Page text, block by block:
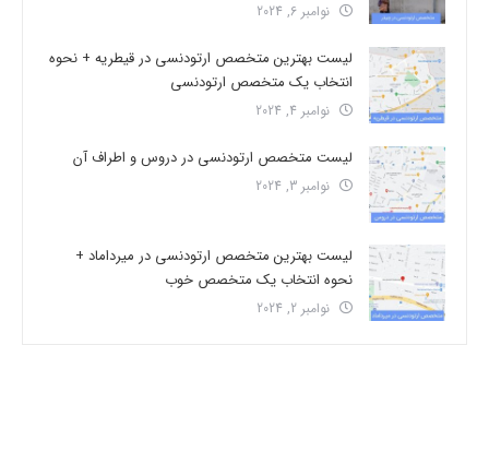
نوامبر 6, 2024
لیست بهترین متخصص ارتودنسی در قیطریه + نحوه
انتخاب یک متخصص ارتودنسی
نوامبر 4, 2024
لیست متخصص ارتودنسی در دروس و اطراف آن
نوامبر 3, 2024
لیست بهترین متخصص ارتودنسی در میرداماد +
نحوه انتخاب یک متخصص خوب
نوامبر 2, 2024